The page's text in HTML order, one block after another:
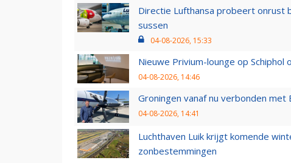
Directie Lufthansa probeert onrust
sussen
04-08-2026, 15:33
Nieuwe Privium-lounge op
04-08-2026, 14:46
Groningen vanaf nu verbonden
04-08-2026, 14:41
Luchthaven Luik krijgt komende
zonbestemmingen